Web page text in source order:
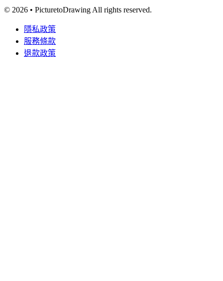
© 2026 • PicturetoDrawing All rights reserved.
隱私政策
服務條款
退款政策